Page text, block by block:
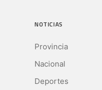
NOTICIAS
Provincia
Nacional
Deportes